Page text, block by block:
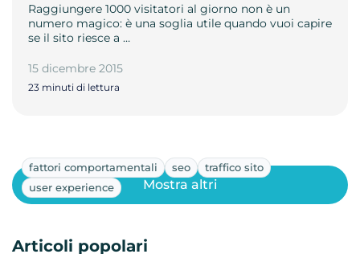
Raggiungere 1000 visitatori al giorno non è un
numero magico: è una soglia utile quando vuoi capire
se il sito riesce a …
15 dicembre 2015
23 minuti di lettura
fattori comportamentali seo
traffico sito
user experience
Mostra altri
Articoli popolari